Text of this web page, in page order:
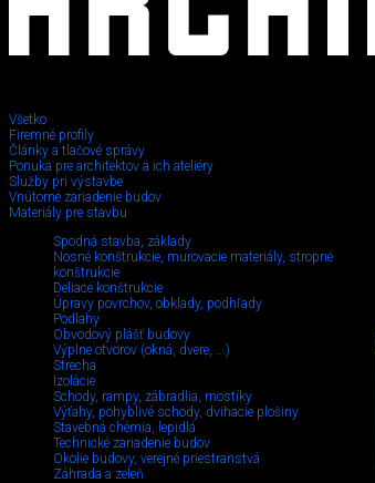
Všetko
Firemné profily
Články a tlačové správy
Ponuka pre architektov a ich ateliéry
Služby pri výstavbe
Vnútorné zariadenie budov
Materiály pre stavbu
Spodná stavba, základy
Nosné konštrukcie, murovacie materiály, stropné
konštrukcie
Deliace konštrukcie
Úpravy povrchov, obklady, podhľady
Podlahy
Obvodový plášť budovy
Výplne otvorov (okná, dvere, ...)
Strecha
Izolácie
Schody, rampy, zábradlia, mostíky
Výťahy, pohyblivé schody, dvihacie plošiny
Stavebná chémia, lepidlá
Technické zariadenie budov
Okolie budovy, verejné priestranstvá
Záhrada a zeleň